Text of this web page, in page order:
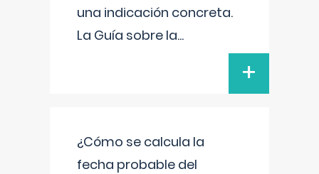
una indicación concreta.
La Guía sobre la...
+
¿Cómo se calcula la
fecha probable del